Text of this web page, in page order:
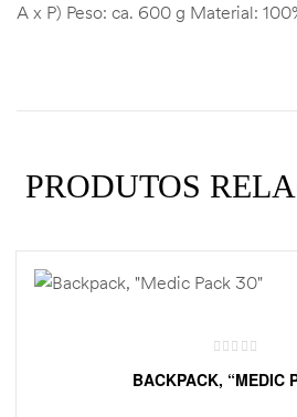
A x P) Peso: ca. 600 g Material:
PRODUTOS
BACKPACK, “MEDIC